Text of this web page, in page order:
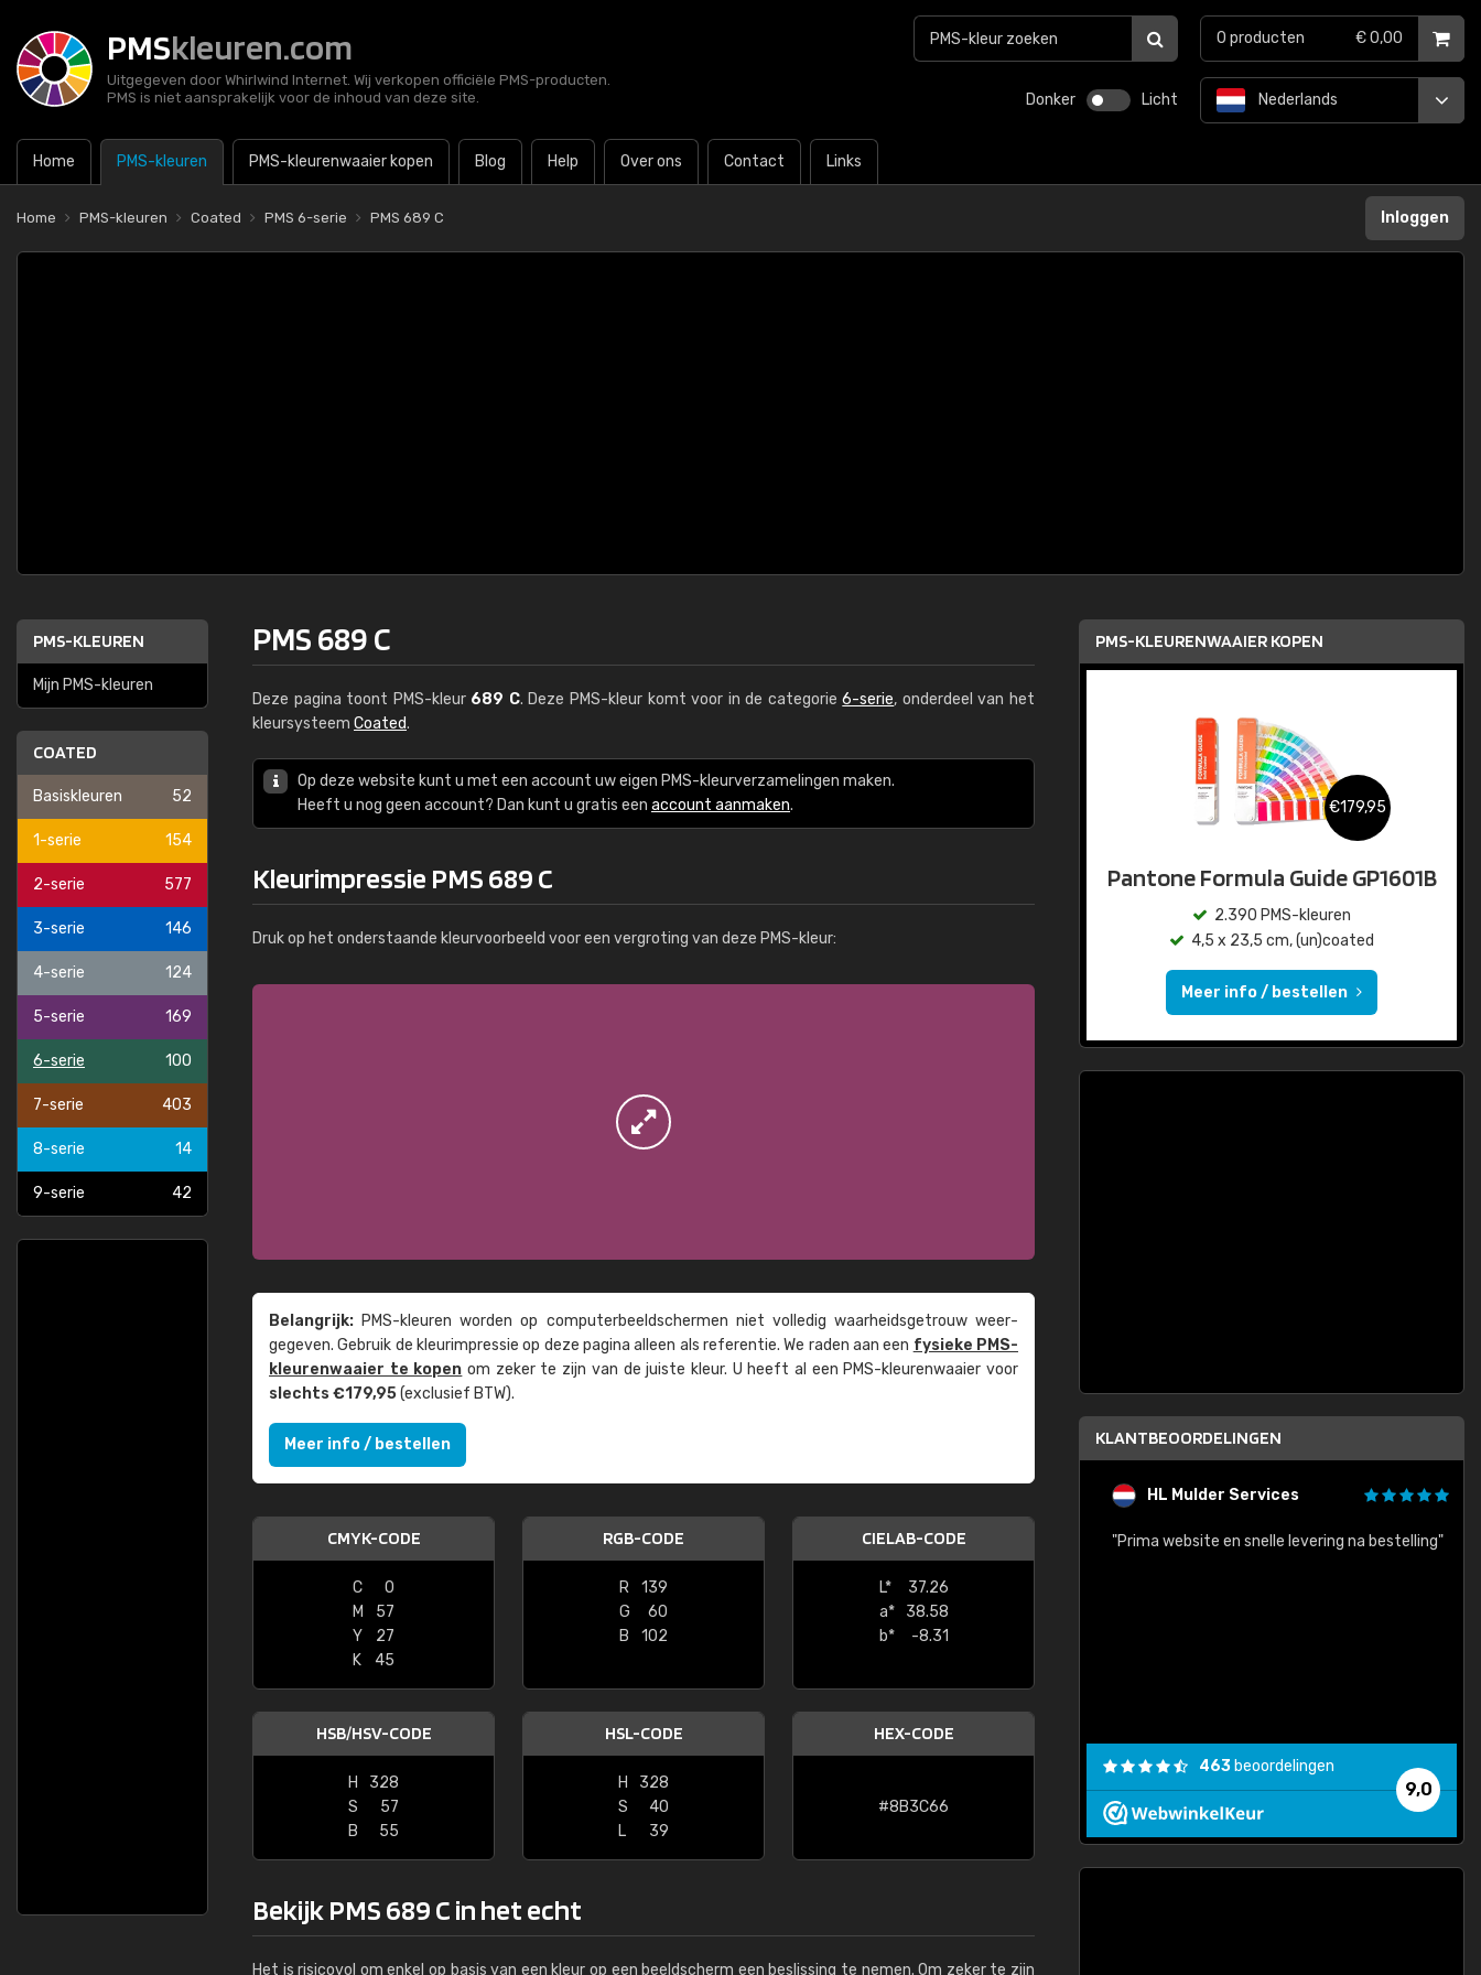
PMSkleuren.com
Uitgegeven door Whirlwind Internet. Wij verkopen officiële PMS-producten.
PMS is niet aansprakelijk voor de inhoud van deze site.
Donker Licht
Home PMS-kleuren PMS-kleurenwaaier kopen Blog Help Over ons Contact Links
Nederlands
0 producten € 0,00
Home PMS-kleuren Coated PMS 6-serie PMS 689 C Inloggen
PMS-KLEUREN
Mijn PMS-kleuren
COATED
Basiskleuren 52
1-serie 154
2-serie 577
3-serie 146
4-serie 124
5-serie 169
6-serie 100
7-serie 403
8-serie 14
9-serie 42
PMS 689 C
Deze pagina toont PMS-kleur 689 C. Deze PMS-kleur komt voor in de categorie6-serie, onderdeel van het
kleursysteem Coated.
Op deze website kunt u met een account uw eigen PMS-kleurverzamelingen maken.
Heeft u nog geen account? Dan kunt u gratis een account aanmaken.
Kleurimpressie PMS 689 C
Druk op het onderstaande kleurvoorbeeld voor een vergroting van deze PMS-kleur:
Belangrijk: PMS-kleuren worden op computer­beeld­schermen niet volledig waarheids­­getrouw weer­
gegeven. Gebruik de kleur­impressie op deze pagina alleen als referentie. We raden aan een fysieke PMS-
kleuren­waaier te kopen om zeker te zijn van de juiste kleur. U heeft al een PMS-kleuren­waaier voor
slechts €179,95(exclusief BTW).
Meer info / bestellen
CMYK-CODE
C
0
M
57
Y
27
K
45
RGB-CODE
R
139
G
60
B
102
CIELAB-CODE
L*
37.26
a*
38.58
b*
-8.31
HSB/HSV-CODE
H
328
S
57
B
55
HSL-CODE
H
328
S
40
L
39
HEX-CODE
#8B3C66
Bekijk PMS 689 C in het echt
Het is risicovol om enkel op basis van een kleur op een beeldscherm een beslissing te nemen. Om zeker te zijn
PMS-KLEURENWAAIER KOPEN
€179,95
Pantone Formula Guide GP1601B
2.390 PMS-kleuren
4,5 x 23,5 cm, (un)coated
Meer info / bestellen
KLANTBEOORDELINGEN
"Super snelle service en zeer betaalbaar!"
HL Mulder Services
"Prima website en snelle levering na bestelling"
9,0
463 beoordelingen